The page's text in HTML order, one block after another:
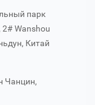
парк
Wanshou
Китай
Чанцин,